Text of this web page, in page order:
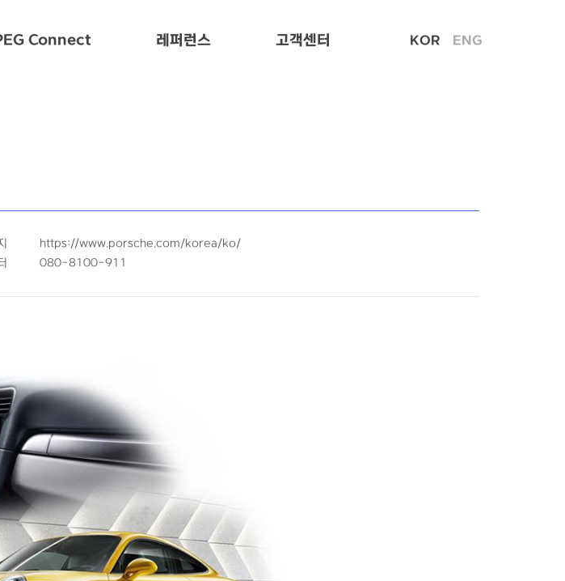
Connect 레퍼런스 고객센터 KOR ENG
https://www.porsche.com/korea/ko/
080-8100-911